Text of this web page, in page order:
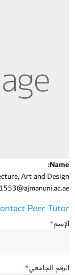
Name:
Art and Design
Peer Tutor ()
الإسم*
الرقم الجامعي*